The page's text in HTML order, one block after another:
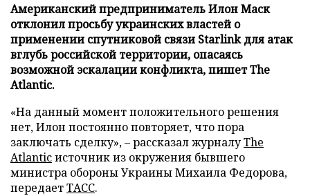
Американский предприниматель Илон Маск
отклонил просьбу украинских властей о
применении спутниковой связи Starlink для атак
вглубь российской территории, опасаясь
возможной эскалации конфликта, пишет The
Atlantic.
«На данный момент положительного решения
нет, Илон постоянно повторяет, что пора
заключать сделку», – рассказал журналуThe
Atlanticисточник из окружения бывшего
министра обороны Украины Михаила Федорова,
передаетТАСС.